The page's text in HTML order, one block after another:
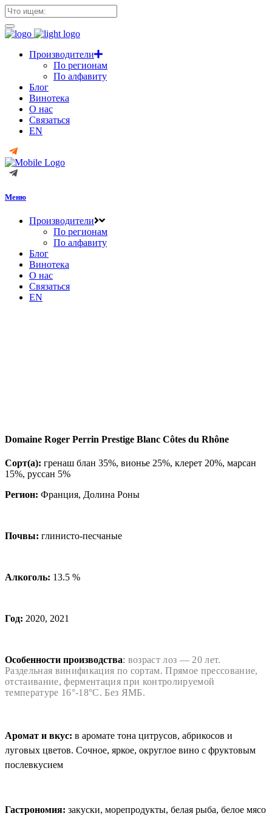
Производители
По регионам
По алфавиту
Блог
Винотека
О нас
Связаться
EN
Меню
Производители
По регионам
По алфавиту
Блог
Винотека
О нас
Связаться
EN
Domaine Roger Perrin Prestige Blanc Côtes du Rhône
Сорт(а): гренаш блан 35%, вионье 25%, клерет 20%, марсан
15%, руссан 5%
Регион: Франция, Долина Роны
Почвы: глинисто-песчаные
Алкоголь: 13.5 %
Год: 2020, 2021
Особенности производства: возраст лоз — 20 лет.
Раздельная винификация по сортам. Прямое прессование,
отстаивание, ферментация при контролируемой
температуре 16°-18°C. Без ЯМБ.
Аромат и вкус: в аромате тона цитрусов, абрикосов и
луговых цветов. Сочное, яркое, округлое вино с фруктовым
послевкусием
Гастрономия: закуски, морепродукты, белая рыба, белое мясо